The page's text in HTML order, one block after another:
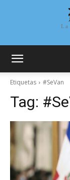
La
Etiquetas #SeVan
Tag: